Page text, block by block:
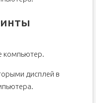
компьютер.
дисплей в